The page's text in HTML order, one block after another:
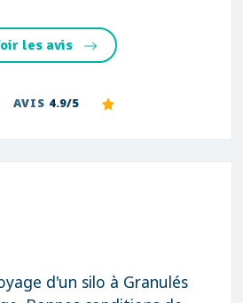
les avis
AVIS 4.9/5
d'un silo à Granulés